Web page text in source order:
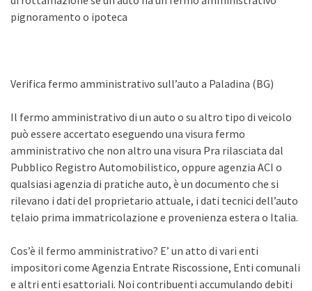
pignoramento o ipoteca
Verifica fermo amministrativo sull’auto a Paladina (BG)
Il fermo amministrativo di un auto o su altro tipo di veicolo
può essere accertato eseguendo una visura fermo
amministrativo che non altro una visura Pra rilasciata dal
Pubblico Registro Automobilistico, oppure agenzia ACI o
qualsiasi agenzia di pratiche auto, è un documento che si
rilevano i dati del proprietario attuale, i dati tecnici dell’auto
telaio prima immatricolazione e provenienza estera o Italia.
Cos’è il fermo amministrativo? E’ un atto di vari enti
impositori come Agenzia Entrate Riscossione, Enti comunali
e altri enti esattoriali. Noi contribuenti accumulando debiti